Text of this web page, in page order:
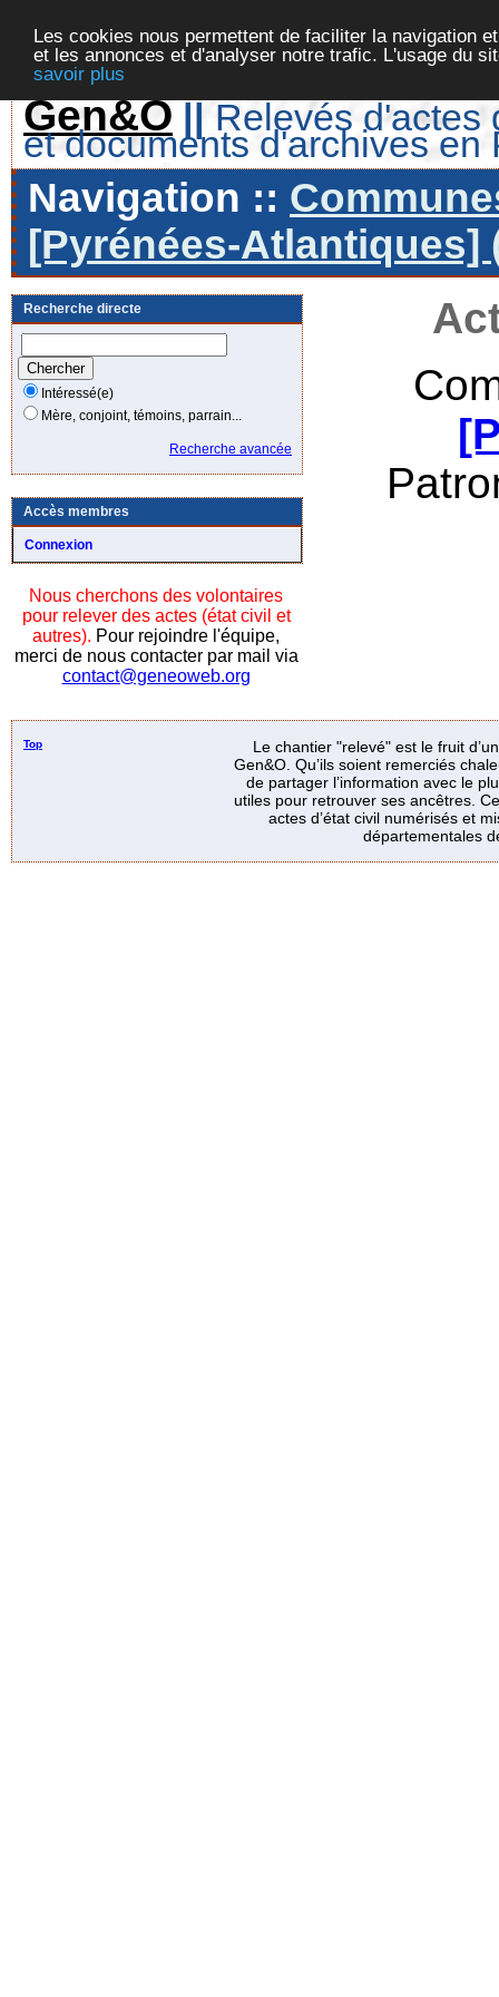
Les cookies nous permettent de faciliter la navigation
et les annonces et d'analyser notre trafic. L'usage du
savoir plus
Gen&O || Relevés d'actes
et documents d'archives en
Navigation ::
[Pyrénées-Atlantiques]
Recherche directe
Intéressé(e)
Mère, conjoint, témoins, parrain...
Recherche avancée
Accès membres
Connexion
Nous cherchons des volontaires
pour relever des actes (état civil et
autres). Pour rejoindre l'équipe,
merci de nous contacter par mail via
contact@geneoweb.org
Top
Le chantier "relevé" est le fruit
Gen&O. Qu’ils soient remerciés
de partager l’information avec le
utiles pour retrouver ses ancêtres.
actes d’état civil numérisés et
départementales